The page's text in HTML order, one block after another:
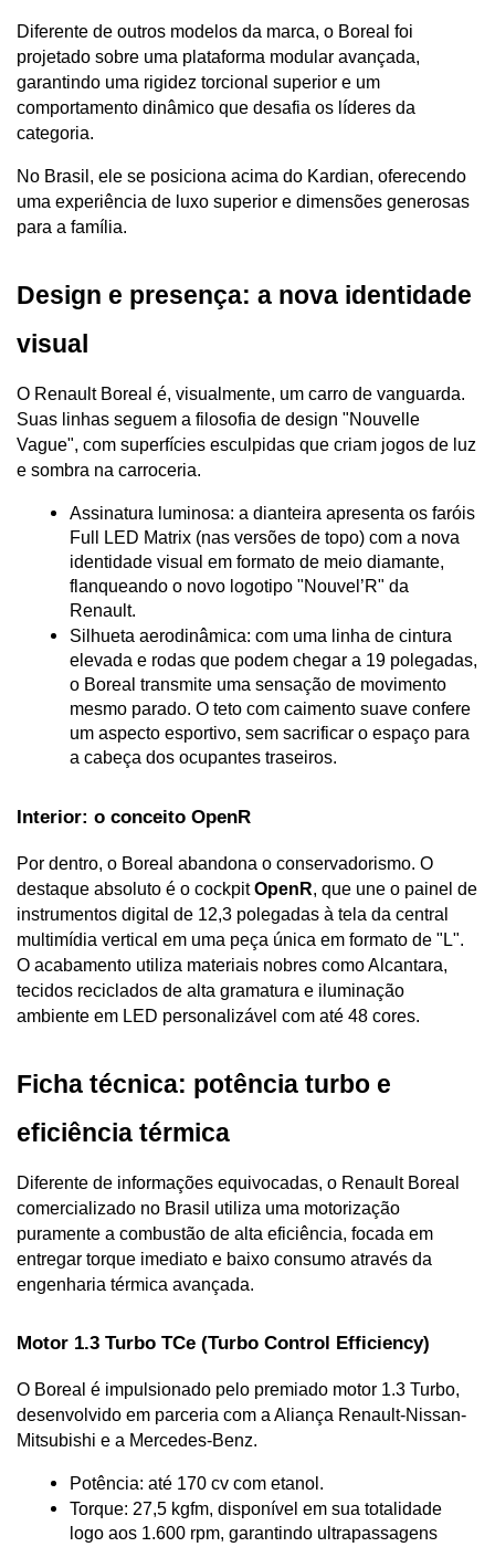
Diferente de outros modelos da marca, o Boreal foi
projetado sobre uma plataforma modular avançada,
garantindo uma rigidez torcional superior e um
comportamento dinâmico que desafia os líderes da
categoria.
No Brasil, ele se posiciona acima do Kardian, oferecendo
uma experiência de luxo superior e dimensões generosas
para a família.
Design e presença: a nova identidade
visual
O Renault Boreal é, visualmente, um carro de vanguarda.
Suas linhas seguem a filosofia de design "Nouvelle
Vague", com superfícies esculpidas que criam jogos de luz
e sombra na carroceria.
Assinatura luminosa: a dianteira apresenta os faróis
Full LED Matrix (nas versões de topo) com a nova
identidade visual em formato de meio diamante,
flanqueando o novo logotipo "Nouvel’R" da
Renault.
Silhueta aerodinâmica: com uma linha de cintura
elevada e rodas que podem chegar a 19 polegadas,
o Boreal transmite uma sensação de movimento
mesmo parado. O teto com caimento suave confere
um aspecto esportivo, sem sacrificar o espaço para
a cabeça dos ocupantes traseiros.
Interior: o conceito OpenR
Por dentro, o Boreal abandona o conservadorismo. O
destaque absoluto é o cockpit OpenR, que une o painel de
instrumentos digital de 12,3 polegadas à tela da central
multimídia vertical em uma peça única em formato de "L".
O acabamento utiliza materiais nobres como Alcantara,
tecidos reciclados de alta gramatura e iluminação
ambiente em LED personalizável com até 48 cores.
Ficha técnica: potência turbo e
eficiência térmica
Diferente de informações equivocadas, o Renault Boreal
comercializado no Brasil utiliza uma motorização
puramente a combustão de alta eficiência, focada em
entregar torque imediato e baixo consumo através da
engenharia térmica avançada.
Motor 1.3 Turbo TCe (Turbo Control Efficiency)
O Boreal é impulsionado pelo premiado motor 1.3 Turbo,
desenvolvido em parceria com a Aliança Renault-Nissan-
Mitsubishi e a Mercedes-Benz.
Potência: até 170 cv com etanol.
Torque: 27,5 kgfm, disponível em sua totalidade
logo aos 1.600 rpm, garantindo ultrapassagens